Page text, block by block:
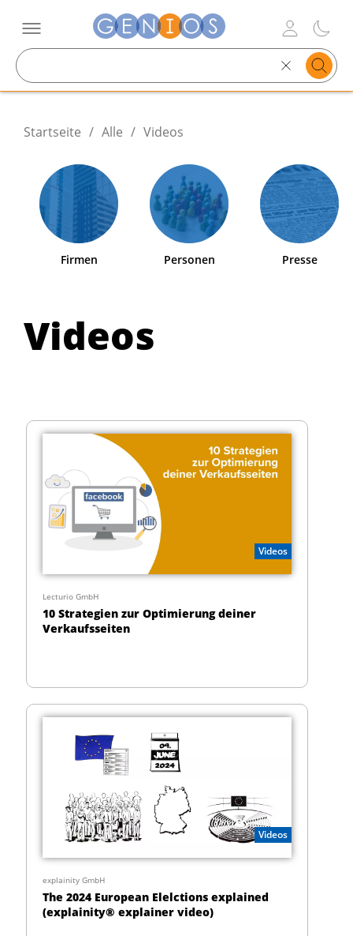
text
Startseite / Alle / Videos
Firmen Personen Presse
Videos
Videos
Lecturio GmbH
10 Strategien zur Optimierung deiner
Verkaufsseiten
Videos
explainity GmbH
The 2024 European Elelctions explained
(explainity® explainer video)